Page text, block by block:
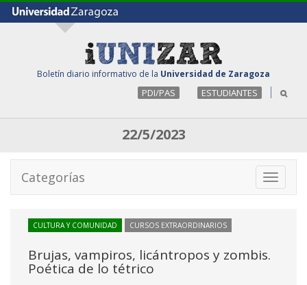
Boletín diario informativo de la Universidad de Zaragoza
PDI/PAS ESTUDIANTES
22/5/2023
Toggle
Categorías
CULTURA Y COMUNIDAD CURSOS EXTRAORDINARIOS
Brujas, vampiros, licántropos y zombis.
Poética de lo tétrico